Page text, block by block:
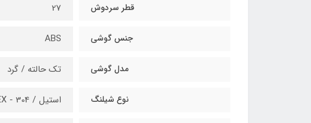
قطر سردوش 27
جنس گوشی ABS
مدل گوشی تک حالته / گرد
نوع شیلنگ استیل / 304 - PEX